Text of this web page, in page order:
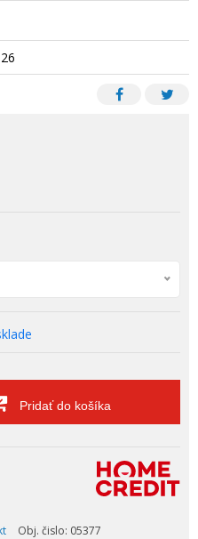
Pridať do košíka
Obj. čislo: 05377